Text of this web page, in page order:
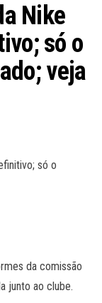
Nike
só o
veja
só o
da comissão
junto ao clube.